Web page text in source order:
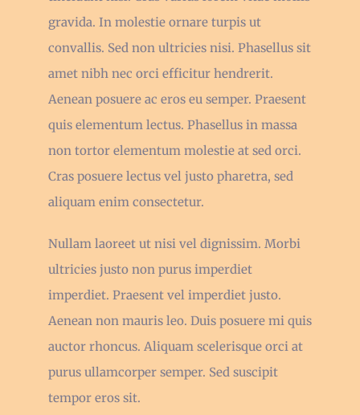
gravida. In molestie ornare turpis ut
convallis. Sed non ultricies nisi. Phasellus sit
amet nibh nec orci efficitur hendrerit.
Aenean posuere ac eros eu semper. Praesent
quis elementum lectus. Phasellus in massa
non tortor elementum molestie at sed orci.
Cras posuere lectus vel justo pharetra, sed
aliquam enim consectetur.
Nullam laoreet ut nisi vel dignissim. Morbi
ultricies justo non purus imperdiet
imperdiet. Praesent vel imperdiet justo.
Aenean non mauris leo. Duis posuere mi quis
auctor rhoncus. Aliquam scelerisque orci at
purus ullamcorper semper. Sed suscipit
tempor eros sit.